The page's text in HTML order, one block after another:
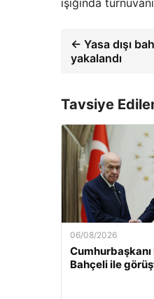
ışığında
← Yasa dışı
yakalandı
Tavsiye
06/08/2026
Bahçeli ile